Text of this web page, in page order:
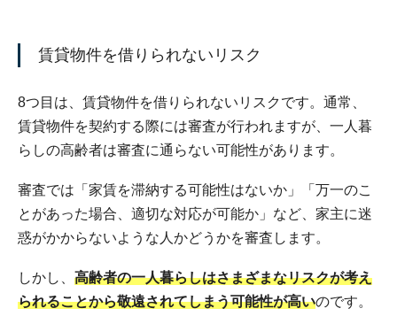
賃貸物件を借りられないリスク
8つ目は、賃貸物件を借りられないリスクです。通常、
賃貸物件を契約する際には審査が行われますが、一人暮
らしの高齢者は審査に通らない可能性があります。
審査では「家賃を滞納する可能性はないか」「万一のこ
とがあった場合、適切な対応が可能か」など、家主に迷
惑がかからないような人かどうかを審査します。
しかし、 高齢者の一人暮らしはさまざまなリスクが考え
られることから敬遠されてしまう可能性が高いのです。